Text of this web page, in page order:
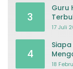
3
Guru
17 Juli
4
18